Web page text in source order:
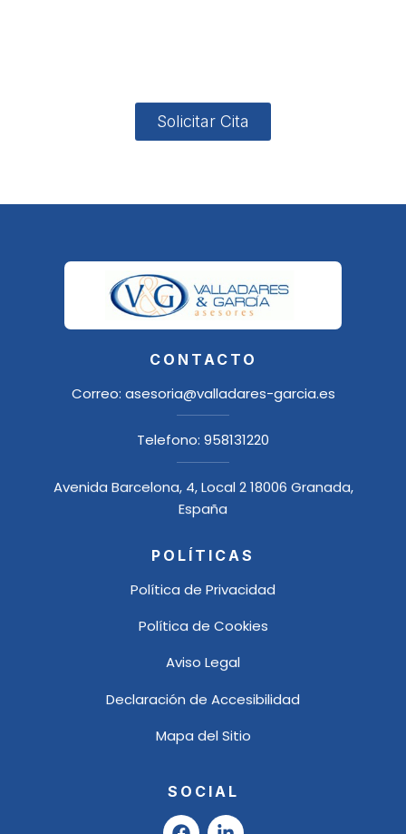
Solicitar Cita
CONTACTO
Correo: asesoria@valladares-garcia.es
Telefono: 958131220
Avenida Barcelona, 4, Local 2 18006 Granada,
España
POLÍTICAS
Política de Privacidad
Política de Cookies
Aviso Legal
Declaración de Accesibilidad
Mapa del Sitio
SOCIAL
F
L